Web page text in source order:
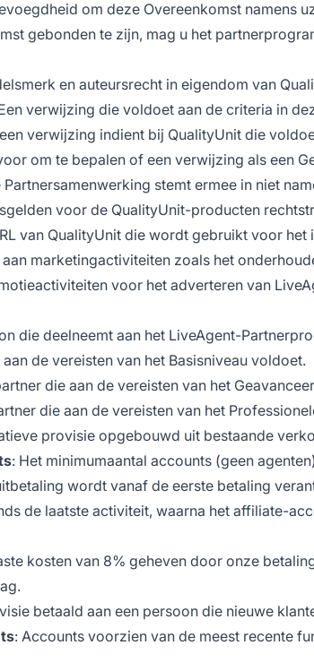
om deze Overeenkomst namens
gebonden te zijn, mag u het
en auteursrecht in eigendom van
verwijzing die voldoet aan de criteria in
verwijzing indient bij QualityUnit die
om te bepalen of een verwijzing als een
Partnersamenwerking stemt ermee in niet
voor de QualityUnit-producten
van QualityUnit die wordt gebruikt voor
aan marketingactiviteiten zoals het
voor het adverteren van
die deelneemt aan het LiveAgent-
de vereisten van het Basisniveau voldoet.
die aan de vereisten van het
die aan de vereisten van het
provisie opgebouwd uit bestaande
: Het minimumaantal accounts (geen
wordt vanaf de eerste betaling
de laatste activiteit, waarna het affiliate-
kosten van 8% geheven door onze
betaald aan een persoon die nieuwe
: Accounts voorzien van de meest recente